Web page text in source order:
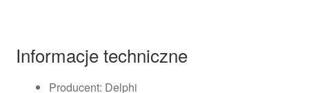
Informacje techniczne
Producent: Delphi